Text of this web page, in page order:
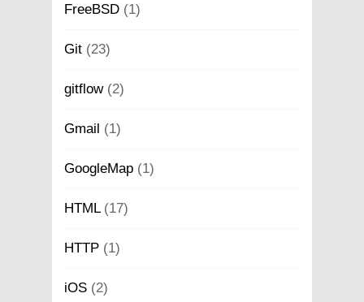
FreeBSD (1)
Git (23)
gitflow(2)
Gmail (1)
GoogleMap (1)
HTML(17)
HTTP (1)
iOS (2)